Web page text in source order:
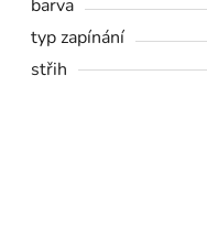
barva
typ zapínání
střih